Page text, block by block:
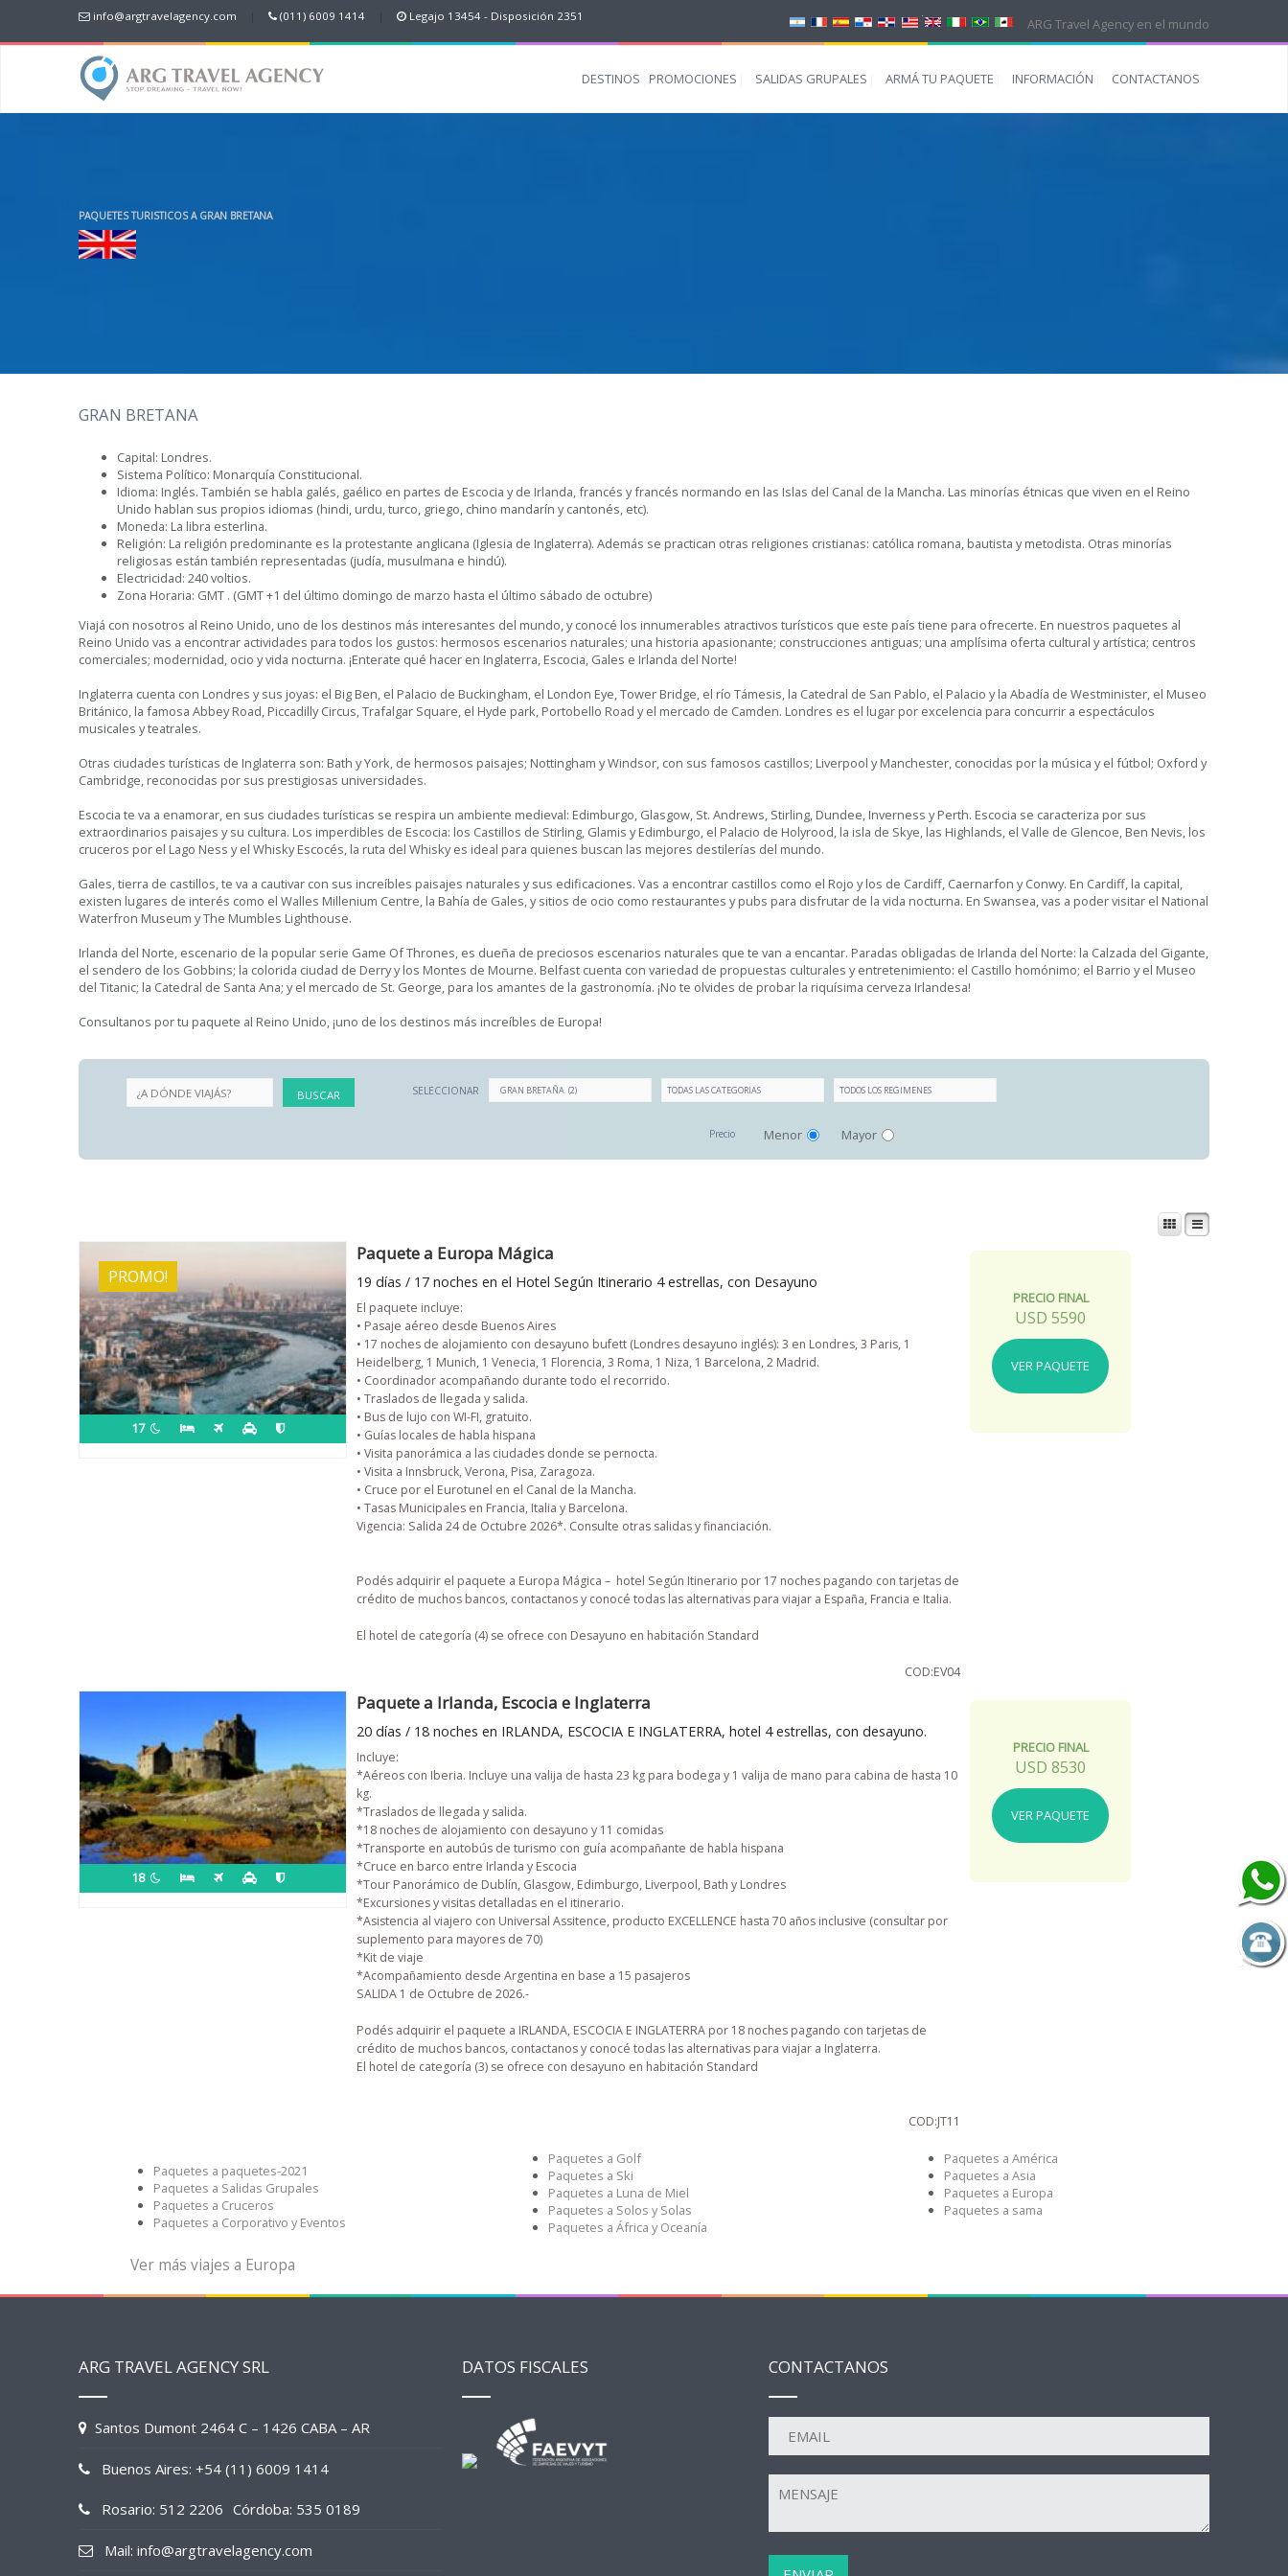
info@argtravelagency.com (011) 6009 1414 Legajo 13454 - Disposición 2351 ARG Travel Agency en el mundo
DESTINOS PROMOCIONES SALIDAS GRUPALES ARMÁ TU PAQUETE INFORMACIÓN CONTACTANOS
PAQUETES TURISTICOS A GRAN BRETANA
GRAN BRETANA
Capital: Londres.
Sistema Político: Monarquía Constitucional.
Idioma: Inglés. También se habla galés, gaélico en partes de Escocia y de Irlanda, francés y francés normando en las Islas del Canal de la Mancha. Las minorías étnicas que viven en el Reino
Unido hablan sus propios idiomas (hindi, urdu, turco, griego, chino mandarín y cantonés, etc).
Moneda: La libra esterlina.
Religión: La religión predominante es la protestante anglicana (Iglesia de Inglaterra). Además se practican otras religiones cristianas: católica romana, bautista y metodista. Otras minorías
religiosas están también representadas (judía, musulmana e hindú).
Electricidad: 240 voltios.
Zona Horaria: GMT . (GMT +1 del último domingo de marzo hasta el último sábado de octubre)
Viajá con nosotros al Reino Unido, uno de los destinos más interesantes del mundo, y conocé los innumerables atractivos turísticos que este país tiene para ofrecerte. En nuestros paquetes al
Reino Unido vas a encontrar actividades para todos los gustos: hermosos escenarios naturales; una historia apasionante; construcciones antiguas; una amplísima oferta cultural y artística; centros
comerciales; modernidad, ocio y vida nocturna. ¡Enterate qué hacer en Inglaterra, Escocia, Gales e Irlanda del Norte!
Inglaterra cuenta con Londres y sus joyas: el Big Ben, el Palacio de Buckingham, el London Eye, Tower Bridge, el río Támesis, la Catedral de San Pablo, el Palacio y la Abadía de Westminister, el Museo
Británico, la famosa Abbey Road, Piccadilly Circus, Trafalgar Square, el Hyde park, Portobello Road y el mercado de Camden. Londres es el lugar por excelencia para concurrir a espectáculos
musicales y teatrales.
Otras ciudades turísticas de Inglaterra son: Bath y York, de hermosos paisajes; Nottingham y Windsor, con sus famosos castillos; Liverpool y Manchester, conocidas por la música y el fútbol; Oxford y
Cambridge, reconocidas por sus prestigiosas universidades.
Escocia te va a enamorar, en sus ciudades turísticas se respira un ambiente medieval: Edimburgo, Glasgow, St. Andrews, Stirling, Dundee, Inverness y Perth. Escocia se caracteriza por sus
extraordinarios paisajes y su cultura. Los imperdibles de Escocia: los Castillos de Stirling, Glamis y Edimburgo, el Palacio de Holyrood, la isla de Skye, las Highlands, el Valle de Glencoe, Ben Nevis, los
cruceros por el Lago Ness y el Whisky Escocés, la ruta del Whisky es ideal para quienes buscan las mejores destilerías del mundo.
Gales, tierra de castillos, te va a cautivar con sus increíbles paisajes naturales y sus edificaciones. Vas a encontrar castillos como el Rojo y los de Cardiff, Caernarfon y Conwy. En Cardiff, la capital,
existen lugares de interés como el Walles Millenium Centre, la Bahía de Gales, y sitios de ocio como restaurantes y pubs para disfrutar de la vida nocturna. En Swansea, vas a poder visitar el National
Waterfron Museum y The Mumbles Lighthouse.
Irlanda del Norte, escenario de la popular serie Game Of Thrones, es dueña de preciosos escenarios naturales que te van a encantar. Paradas obligadas de Irlanda del Norte: la Calzada del Gigante,
el sendero de los Gobbins; la colorida ciudad de Derry y los Montes de Mourne. Belfast cuenta con variedad de propuestas culturales y entretenimiento: el Castillo homónimo; el Barrio y el Museo
del Titanic; la Catedral de Santa Ana; y el mercado de St. George, para los amantes de la gastronomía. ¡No te olvides de probar la riquísima cerveza Irlandesa!
Consultanos por tu paquete al Reino Unido, ¡uno de los destinos más increíbles de Europa!
SELECCIONAR
Precio Menor Mayor
PROMO!
17
Paquete a Europa Mágica
19 días / 17 noches en el Hotel Según Itinerario 4 estrellas, con Desayuno
El paquete incluye:
• Pasaje aéreo desde Buenos Aires
• 17 noches de alojamiento con desayuno bufett (Londres desayuno inglés): 3 en Londres, 3 Paris, 1
Heidelberg, 1 Munich, 1 Venecia, 1 Florencia, 3 Roma, 1 Niza, 1 Barcelona, 2 Madrid.
• Coordinador acompañando durante todo el recorrido.
• Traslados de llegada y salida.
• Bus de lujo con WI-FI, gratuito.
• Guías locales de habla hispana
• Visita panorámica a las ciudades donde se pernocta.
• Visita a Innsbruck, Verona, Pisa, Zaragoza.
• Cruce por el Eurotunel en el Canal de la Mancha.
• Tasas Municipales en Francia, Italia y Barcelona.
Vigencia: Salida 24 de Octubre 2026*. Consulte otras salidas y financiación.
Podés adquirir el paquete a Europa Mágica – hotel Según Itinerario por 17 noches pagando con tarjetas de
crédito de muchos bancos, contactanos y conocé todas las alternativas para viajar a España, Francia e Italia.
El hotel de categoría (4) se ofrece con Desayuno en habitación Standard
COD:EV04
PRECIO FINAL
USD 5590
VER PAQUETE
18
Paquete a Irlanda, Escocia e Inglaterra
20 días / 18 noches en IRLANDA, ESCOCIA E INGLATERRA, hotel 4 estrellas, con desayuno.
Incluye:
*Aéreos con Iberia. Incluye una valija de hasta 23 kg para bodega y 1 valija de mano para cabina de hasta 10
kg.
*Traslados de llegada y salida.
*18 noches de alojamiento con desayuno y 11 comidas
*Transporte en autobús de turismo con guía acompañante de habla hispana
*Cruce en barco entre Irlanda y Escocia
*Tour Panorámico de Dublín, Glasgow, Edimburgo, Liverpool, Bath y Londres
*Excursiones y visitas detalladas en el itinerario.
*Asistencia al viajero con Universal Assitence, producto EXCELLENCE hasta 70 años inclusive (consultar por
suplemento para mayores de 70)
*Kit de viaje
*Acompañamiento desde Argentina en base a 15 pasajeros
SALIDA 1 de Octubre de 2026.-
Podés adquirir el paquete a IRLANDA, ESCOCIA E INGLATERRA por 18 noches pagando con tarjetas de
crédito de muchos bancos, contactanos y conocé todas las alternativas para viajar a Inglaterra.
El hotel de categoría (3) se ofrece con desayuno en habitación Standard
COD:JT11
PRECIO FINAL
USD 8530
VER PAQUETE
Paquetes a paquetes-2021
Paquetes a Salidas Grupales
Paquetes a Cruceros
Paquetes a Corporativo y Eventos
Paquetes a Golf
Paquetes a Ski
Paquetes a Luna de Miel
Paquetes a Solos y Solas
Paquetes a África y Oceanía
Paquetes a América
Paquetes a Asia
Paquetes a Europa
Paquetes a sama
Ver más viajes a Europa
ARG TRAVEL AGENCY SRL
Santos Dumont 2464 C – 1426 CABA – AR
Buenos Aires: +54 (11) 6009 1414
Rosario: 512 2206 Córdoba: 535 0189
Mail: info@argtravelagency.com
DATOS FISCALES CONTACTANOS